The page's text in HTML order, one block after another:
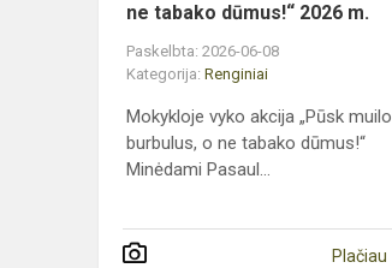
ne tabako dūmus!“ 2026 m.
Paskelbta: 2026-06-08
Kategorija: Renginiai
Mokykloje vyko akcija „Pūsk muilo
burbulus, o ne tabako dūmus!“
Minėdami Pasaul...
Plačiau